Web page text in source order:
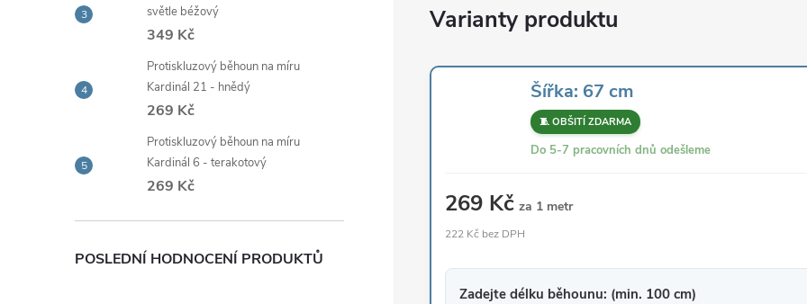
světle béžový
349 Kč
Protiskluzový běhoun na míru
Kardinál 21 - hnědý
269 Kč
Protiskluzový běhoun na míru
Kardinál 6 - terakotový
269 Kč
POSLEDNÍ HODNOCENÍ PRODUKTŮ
Šířka: 67 cm
🧵 OBŠITÍ ZDARMA
Do 5-7 pracovních dnů odešleme
269 Kč za 1 metr
222 Kč bez DPH
Zadejte délku běhounu: (min. 100 cm)